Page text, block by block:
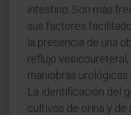
intestino. Son más
sus factores
la presencia de una
reflujo
maniobras urológicas
La identificación del
cultivos de orina y de